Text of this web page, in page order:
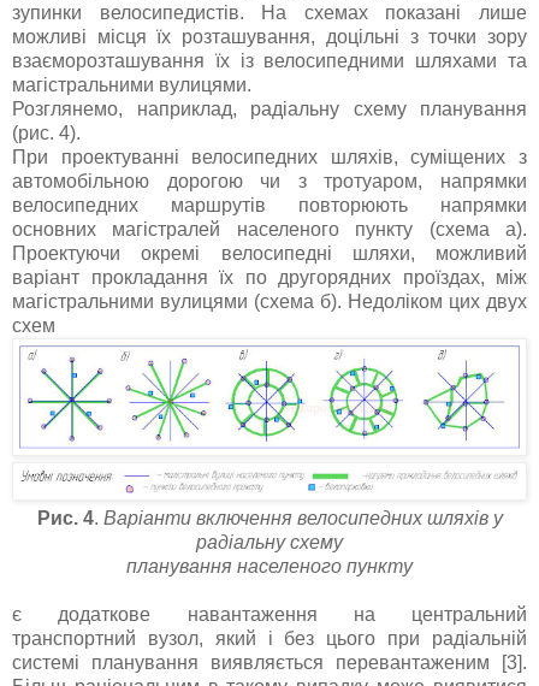
зупинки велосипедистів. На схемах показані лише
можливі місця їх розташування, доцільні з точки зору
взаєморозташування їх із велосипедними шляхами та
магістральними вулицями.
Розглянемо, наприклад, радіальну схему планування
(рис. 4).
При проектуванні велосипедних шляхів, суміщених з
автомобільною дорогою чи з тротуаром, напрямки
велосипедних маршрутів повторюють напрямки
основних магістралей населеного пункту (схема а).
Проектуючи окремі велосипедні шляхи, можливий
варіант прокладання їх по другорядних проїздах, між
магістральними вулицями (схема б). Недоліком цих двух
схем
Рис. 4. Варіанти включення велосипедних шляхів у
радіальну схему
планування населеного пункту
є додаткове навантаження на центральний
транспортний вузол, який і без цього при радіальній
системі планування виявляється перевантаженим [3].